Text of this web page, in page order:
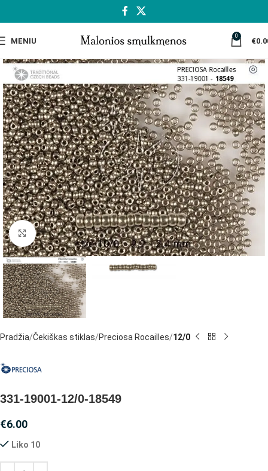
MENIU
0
€
Spustelėkite, jei norite padidinti
Pradžia Čekiškas stiklas Preciosa Rocailles 12/0
331-19001-12/0-18549
€6.00
Liko 10